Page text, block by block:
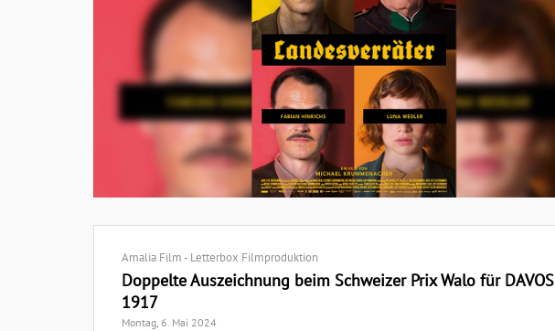
Amalia Film - Letterbox Filmproduktion
Doppelte Auszeichnung beim Schweizer Prix Walo für DAVOS
1917
Montag, 6. Mai 2024